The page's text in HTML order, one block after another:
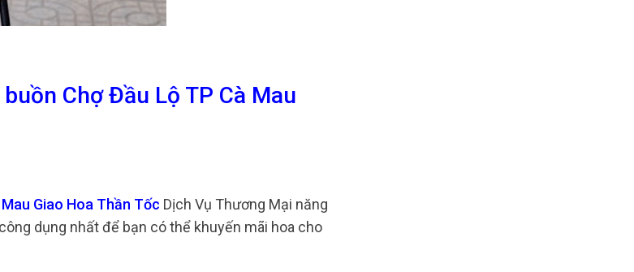
Chợ Đầu Lộ TP Cà Mau
Giao Hoa Thần Tốc Dịch Vụ Thương Mại năng
dụng nhất để bạn có thể khuyến mãi hoa cho